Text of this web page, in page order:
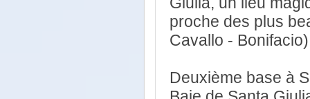
proche des plus
Cavallo -
Deuxième base à